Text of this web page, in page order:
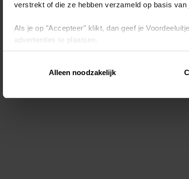
verstrekt of die ze hebben verzameld op basis
Als je op "Accepteer" klikt, dan geef je
advertenties te plaatsen.
Via "Cookie instellingen" kun je ook zelf instellen
intrekken op onscookiebeleid.
Alleen noodzakelijk